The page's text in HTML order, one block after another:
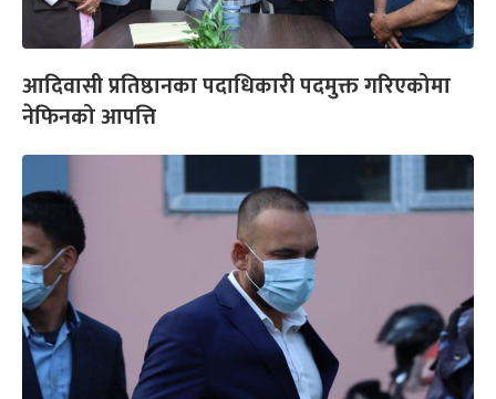
आदिवासी प्रतिष्ठानका पदाधिकारी पदमुक्त गरिएकोमा
नेफिनको आपत्ति